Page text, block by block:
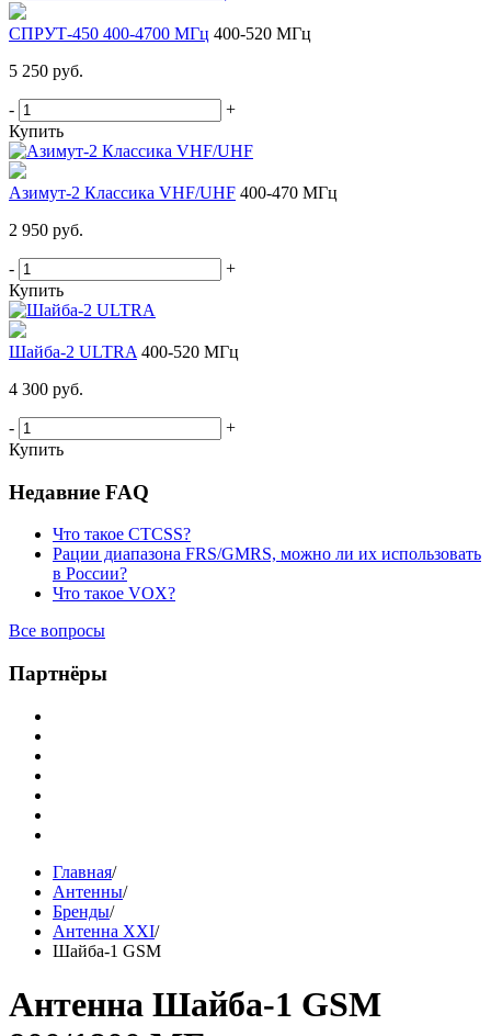
СПРУТ-450 400-4700 МГц 400-520 МГц
5 250 руб.
-
+
Купить
Азимут-2 Классика VHF/UHF 400-470 МГц
2 950 руб.
-
+
Купить
Шайба-2 ULTRA 400-520 МГц
4 300 руб.
-
+
Купить
Недавние FAQ
Что такое CTCSS?
Рации диапазона FRS/GMRS, можно ли их использовать
в России?
Что такое VOX?
Все вопросы
Партнёры
Главная/
Антенны/
Бренды/
Антенна XXI/
Шайба-1 GSM
Антенна Шайба-1 GSM